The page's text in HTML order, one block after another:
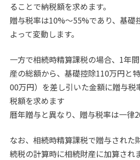
ることで納税額を求めます。
贈与税率は10%〜55%であり、基礎
よって変動します。
一方で相続時精算課税の場合、1年
産の総額から、基礎控除110万円と
00万円）を差し引いた金額に贈与税
税額を求めます
暦年贈与と異なり、贈与税率は一律
なお、相続時精算課税で贈与された
続税の計算時に相続財産に加算されま